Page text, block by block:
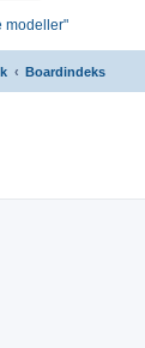
modeller"
Boardindeks